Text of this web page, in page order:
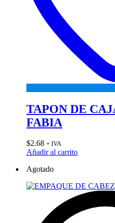
TAPON DE
FABIA
$2.68 + IVA
Añadir al carrito
Agotado